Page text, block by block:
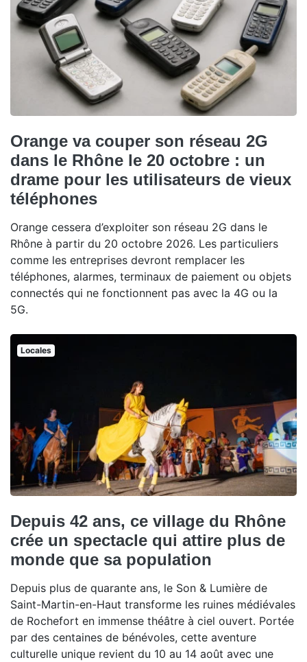
Orange va couper son réseau 2G
dans le Rhône le 20 octobre : un
drame pour les utilisateurs de vieux
téléphones
Orange cessera d’exploiter son réseau 2G dans le
Rhône à partir du 20 octobre 2026. Les particuliers
comme les entreprises devront remplacer les
téléphones, alarmes, terminaux de paiement ou objets
connectés qui ne fonctionnent pas avec la 4G ou la
5G.
Locales
Depuis 42 ans, ce village du Rhône
crée un spectacle qui attire plus de
monde que sa population
Depuis plus de quarante ans, le Son & Lumière de
Saint-Martin-en-Haut transforme les ruines médiévales
de Rochefort en immense théâtre à ciel ouvert. Portée
par des centaines de bénévoles, cette aventure
culturelle unique revient du 10 au 14 août avec une